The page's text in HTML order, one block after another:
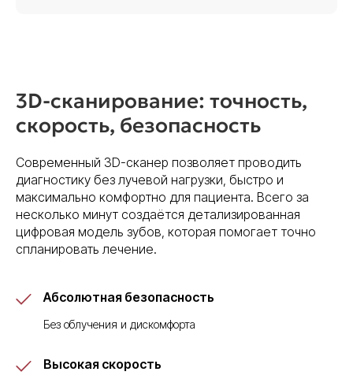
3D-сканирование: точность,
скорость, безопасность
Современный 3D-сканер позволяет проводить
диагностику без лучевой нагрузки, быстро и
максимально комфортно для пациента. Всего за
несколько минут создаётся детализированная
цифровая модель зубов, которая помогает точно
спланировать лечение.
Абсолютная безопасность
Без облучения и дискомфорта
Высокая скорость